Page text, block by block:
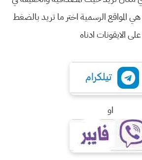
المواقع الرسمية اختر ما تريد بالضغط
على الايقونات ادناه
او